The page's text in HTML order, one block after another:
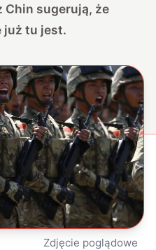
Chin sugerują, że
już tu jest.
Zdjęcie poglądowe